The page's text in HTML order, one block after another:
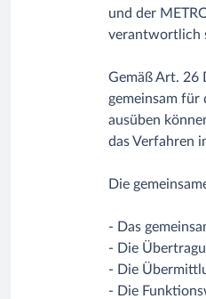
und der
verantwortlich
Gemäß Art. 26
gemeinsam für
ausüben
das Verfahren
Die
- Das
- Die
- Die
- Die